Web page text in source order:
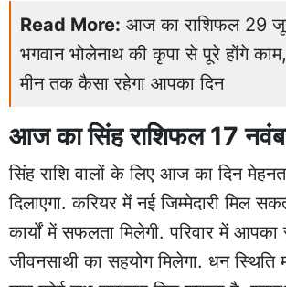
Read More: आज का राशिफल 29
भगवान भोलेनाथ की कृपा से पूरे होंगे
मीन तक कैसा रहेगा आपका दिन
आज का सिंह राशिफल 17
सिंह राशि वालों के लिए आज का दिन
दिलाएगा. करियर में नई जिम्मेदारी मिल
कार्यों में सफलता मिलेगी. परिवार में आपका
जीवनसाथी का सहयोग मिलेगा. धन स्थिति